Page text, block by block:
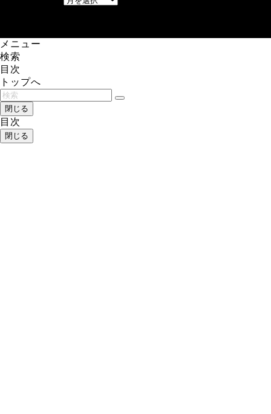
メニュー
検索
目次
トップへ
閉じる
目次
閉じる